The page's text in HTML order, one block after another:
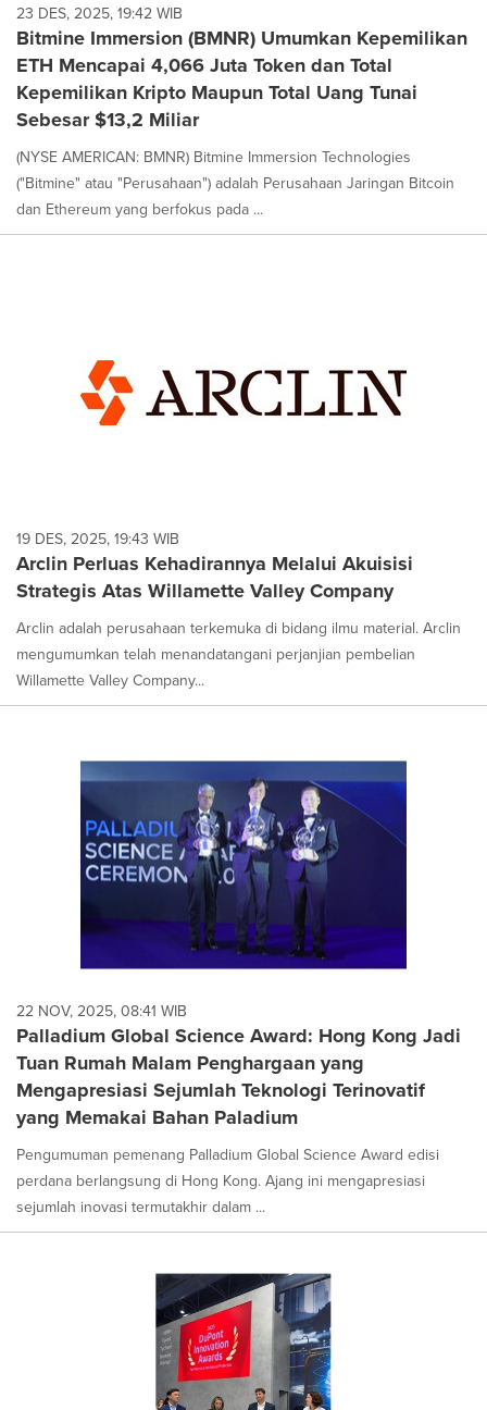
23 DES, 2025, 19:42 WIB
Bitmine Immersion (BMNR) Umumkan Kepemilikan
ETH Mencapai 4,066 Juta Token dan Total
Kepemilikan Kripto Maupun Total Uang Tunai
Sebesar $13,2 Miliar
(NYSE AMERICAN: BMNR) Bitmine Immersion Technologies
("Bitmine" atau "Perusahaan") adalah Perusahaan Jaringan Bitcoin
dan Ethereum yang berfokus pada ...
19 DES, 2025, 19:43 WIB
Arclin Perluas Kehadirannya Melalui Akuisisi
Strategis Atas Willamette Valley Company
Arclin adalah perusahaan terkemuka di bidang ilmu material. Arclin
mengumumkan telah menandatangani perjanjian pembelian
Willamette Valley Company...
22 NOV, 2025, 08:41 WIB
Palladium Global Science Award: Hong Kong Jadi
Tuan Rumah Malam Penghargaan yang
Mengapresiasi Sejumlah Teknologi Terinovatif
yang Memakai Bahan Paladium
Pengumuman pemenang Palladium Global Science Award edisi
perdana berlangsung di Hong Kong. Ajang ini mengapresiasi
sejumlah inovasi termutakhir dalam ...